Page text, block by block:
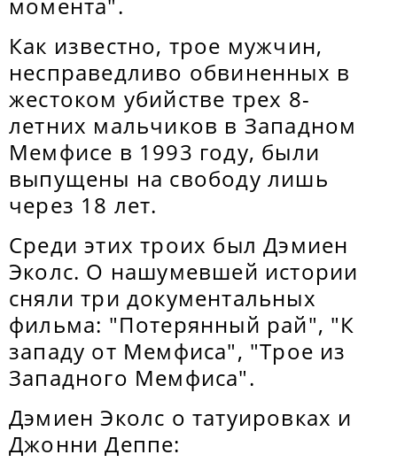
Как известно, трое мужчин,
несправедливо обвиненных в
жестоком убийстве трех 8-
летних мальчиков в Западном
Мемфисе в 1993 году, были
выпущены на свободу лишь
через 18 лет.
Среди этих троих был Дэмиен
Эколс. О нашумевшей истории
сняли три документальных
фильма: "Потерянный рай", "К
западу от Мемфиса", "Трое из
Западного Мемфиса".
Дэмиен Эколс о татуировках и
Джонни Деппе: